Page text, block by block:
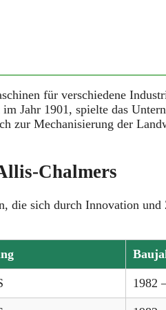
für verschiedene
Jahr 1901, spielte das
zur Mechanisierung der
Chalmers
sich durch Innovation und
1982